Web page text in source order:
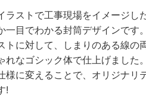
ラストで工事現場をイメージし
目でわかる封筒デザインです。
トに対して、しまりのある線の
れなゴシック体で仕上げました。
様に変えることで、オリジナリ
!